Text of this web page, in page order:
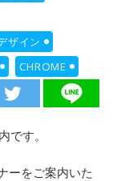
ザイン
CHROME
す。
ーをご案内いた